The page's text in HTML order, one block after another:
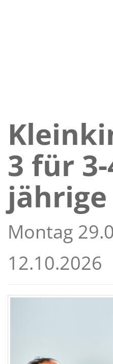
3 für
jährige
Montag
12.10.2026